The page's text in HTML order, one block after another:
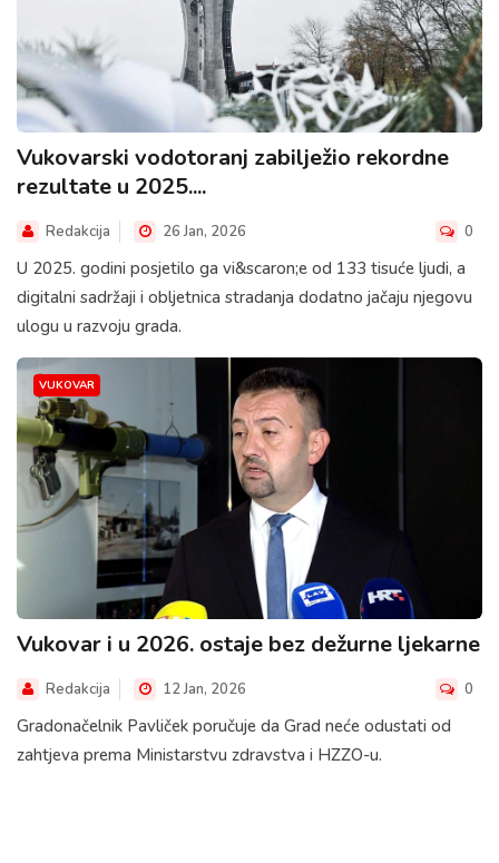
Vukovarski vodotoranj zabilježio rekordne
rezultate u 2025....
Redakcija 26 Jan, 2026 0
U 2025. godini posjetilo ga vi&scaron;e od 133 tisuće ljudi, a
digitalni sadržaji i obljetnica stradanja dodatno jačaju njegovu
ulogu u razvoju grada.
VUKOVAR
Vukovar i u 2026. ostaje bez dežurne ljekarne
Redakcija 12 Jan, 2026 0
Gradonačelnik Pavliček poručuje da Grad neće odustati od
zahtjeva prema Ministarstvu zdravstva i HZZO-u.